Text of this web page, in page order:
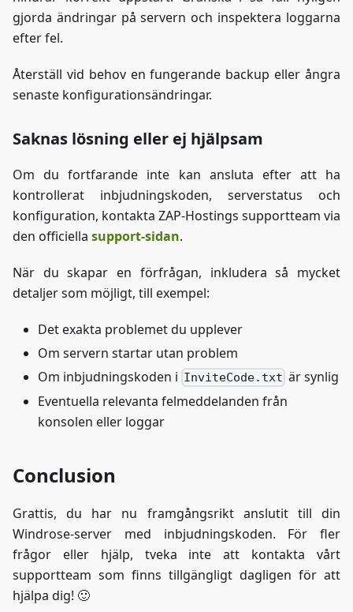
gjorda ändringar på servern och inspektera loggarna
efter fel.
Återställ vid behov en fungerande backup eller ångra
senaste konfigurationsändringar.
Saknas lösning eller ej hjälpsam
Om du fortfarande inte kan ansluta efter att ha
kontrollerat inbjudningskoden, serverstatus och
konfiguration, kontakta ZAP-Hostings supportteam via
den officiella support-sidan.
När du skapar en förfrågan, inkludera så mycket
detaljer som möjligt, till exempel:
Det exakta problemet du upplever
Om servern startar utan problem
Om inbjudningskoden i InviteCode.txt är synlig
Eventuella relevanta felmeddelanden från
konsolen eller loggar
Conclusion
Grattis, du har nu framgångsrikt anslutit till din
Windrose-server med inbjudningskoden. För fler
frågor eller hjälp, tveka inte att kontakta vårt
supportteam som finns tillgängligt dagligen för att
hjälpa dig! 🙂